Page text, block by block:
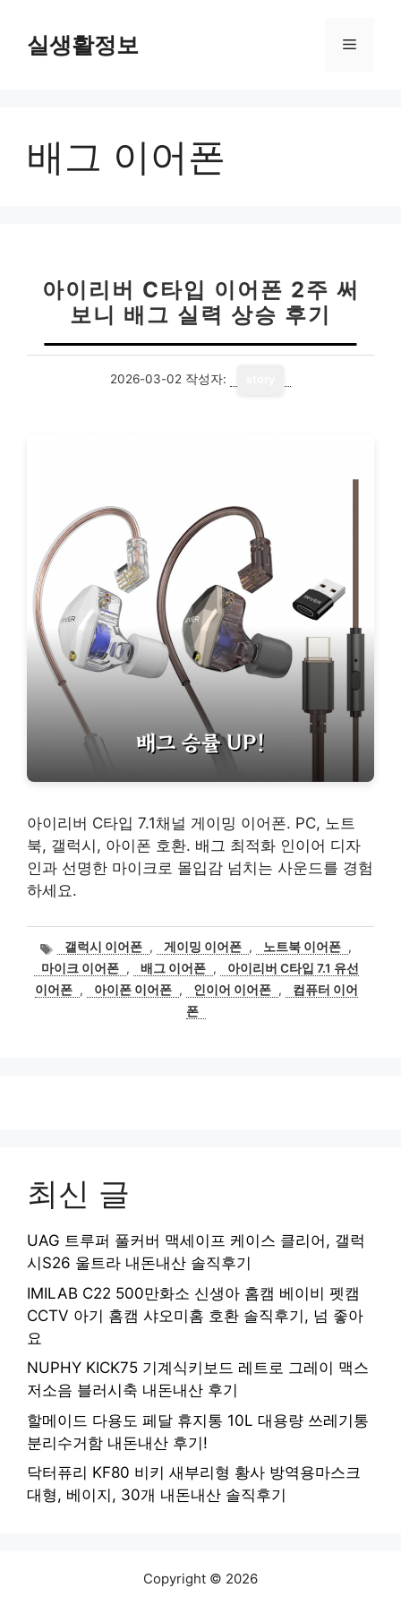
실생활정보 메
배그 이어폰
아이리버 C타입 이어폰 2주 써
보니 배그 실력 상승 후기
2026-03-02 작성자:
아이리버 C타입 7.1채널 게이밍 이어폰. PC, 노트
북, 갤럭시, 아이폰 호환. 배그 최적화 인이어 디자
인과 선명한 마이크로 몰입감 넘치는 사운드를 경험
하세요.
태
그
갤럭시 이어폰 , 게이밍 이어폰 , 노트북 이어폰 ,
마이크 이어폰 , 배그 이어폰 ,
아이리버 C타입 7.1 유선
이어폰 , 아이폰 이어폰 , 인이어 이어폰 ,
컴퓨터 이어
폰
최신 글
UAG 트루퍼 풀커버 맥세이프 케이스 클리어, 갤럭
시S26 울트라 내돈내산 솔직후기
IMILAB C22 500만화소 신생아 홈캠 베이비 펫캠
CCTV 아기 홈캠 샤오미홈 호환 솔직후기, 넘 좋아
요
NUPHY KICK75 기계식키보드 레트로 그레이 맥스
저소음 블러시축 내돈내산 후기
할메이드 다용도 페달 휴지통 10L 대용량 쓰레기통
분리수거함 내돈내산 후기!
닥터퓨리 KF80 비키 새부리형 황사 방역용마스크
대형, 베이지, 30개 내돈내산 솔직후기
Copyright © 2026